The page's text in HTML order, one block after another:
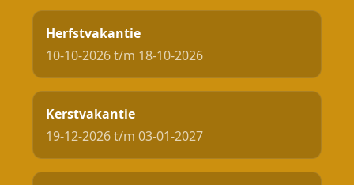
Herfstvakantie
10-10-2026 t/m 18-10-2026
Kerstvakantie
19-12-2026 t/m 03-01-2027